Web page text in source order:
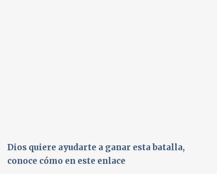
Dios quiere ayudarte a ganar esta batalla,
conoce cómo en este enlace